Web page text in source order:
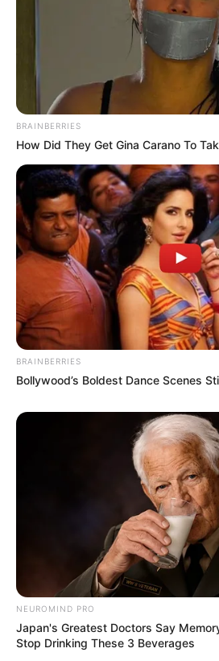
BRAINBERRIES
How Did They Get Gina Carano To
BRAINBERRIES
Bollywood’s Boldest Dance Scenes
NEUROMIND PRO
Japan's Greatest Doctors Say
Stop Drinking These 3 Beverages